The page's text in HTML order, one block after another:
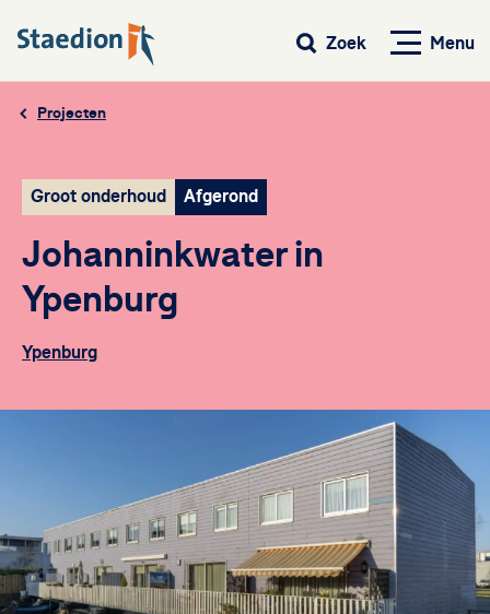
Menu
Zoek
Projecten
Johanninkwater in
Ypenburg
Groot onderhoud Afgerond
Ypenburg